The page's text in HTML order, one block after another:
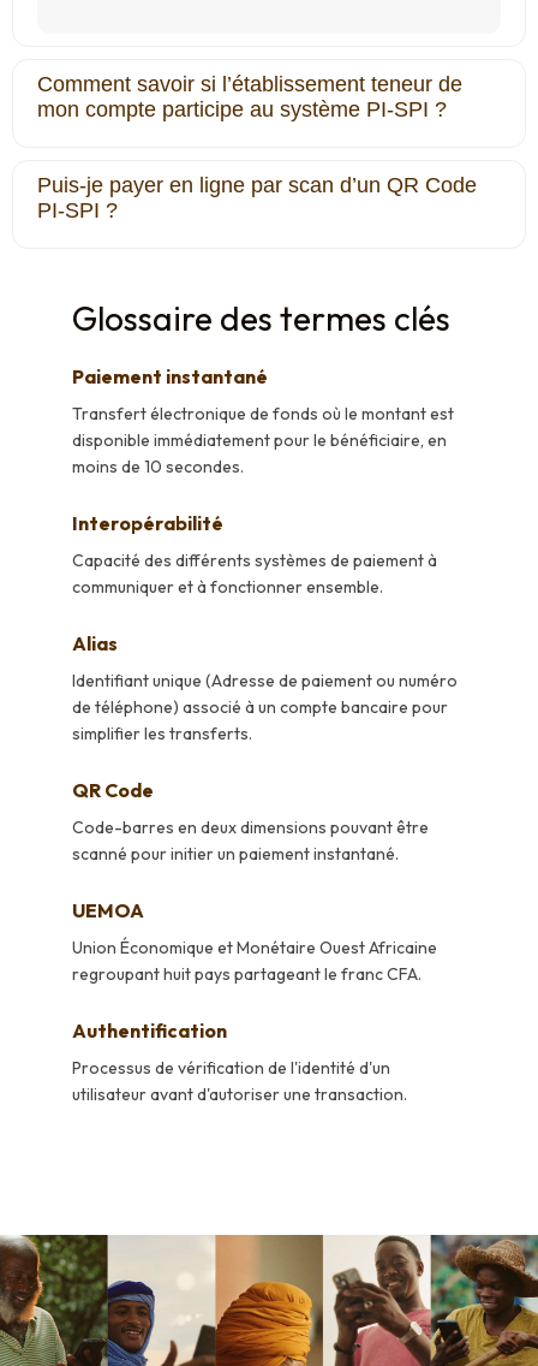
Comment savoir si l’établissement teneur de
mon compte participe au système PI-SPI ?
Puis-je payer en ligne par scan d’un QR Code
PI‐SPI ?
Glossaire des termes clés
Paiement instantané
Transfert électronique de fonds où le montant est
disponible immédiatement pour le bénéficiaire, en
moins de 10 secondes.
Interopérabilité
Capacité des différents systèmes de paiement à
communiquer et à fonctionner ensemble.
Alias
Identifiant unique (Adresse de paiement ou numéro
de téléphone) associé à un compte bancaire pour
simplifier les transferts.
QR Code
Code-barres en deux dimensions pouvant être
scanné pour initier un paiement instantané.
UEMOA
Union Économique et Monétaire Ouest Africaine
regroupant huit pays partageant le franc CFA.
Authentification
Processus de vérification de l'identité d'un
utilisateur avant d'autoriser une transaction.